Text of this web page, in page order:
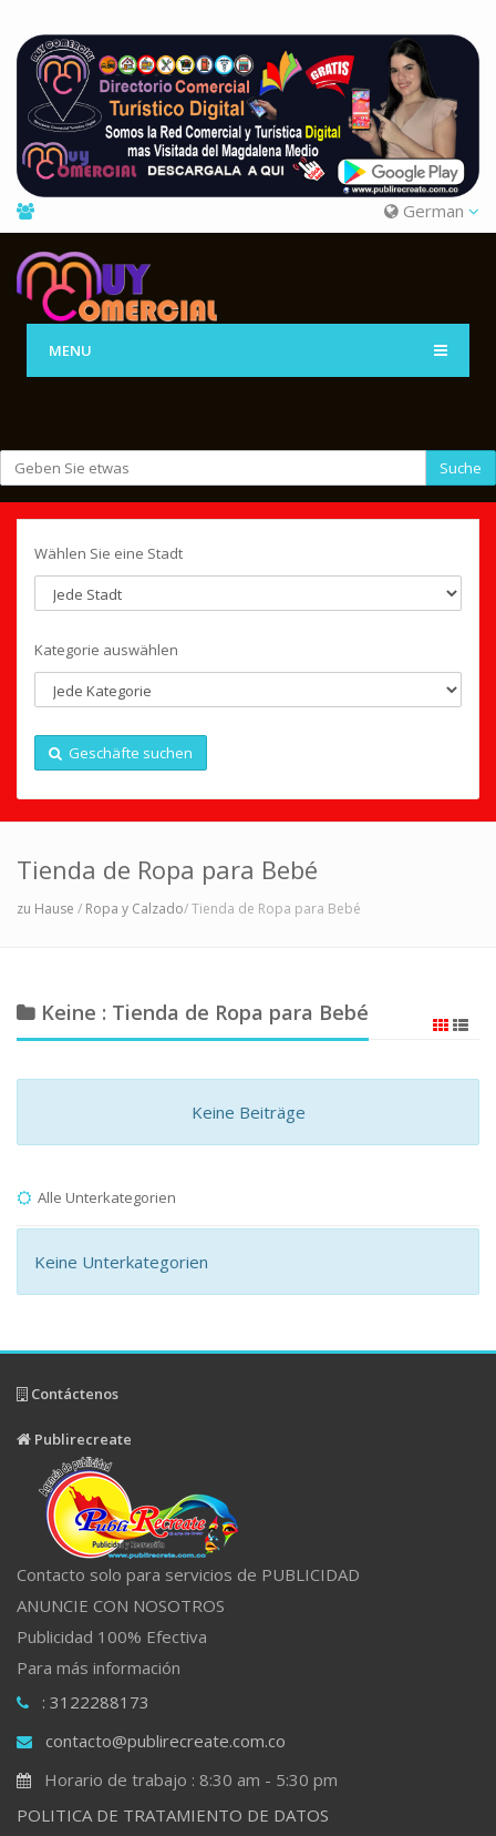
German
MENU
Suche
Wählen Sie eine Stadt
Kategorie auswählen
Geschäfte suchen
Tienda de Ropa para Bebé
zu Hause / Ropa y Calzado/ Tienda de Ropa para Bebé
Keine : Tienda de Ropa para Bebé
Keine Beiträge
Alle Unterkategorien
Keine Unterkategorien
Contáctenos
Publirecreate
Contacto solo para servicios de PUBLICIDAD
ANUNCIE CON NOSOTROS
Publicidad 100% Efectiva
Para más información
: 3122288173
contacto@publirecreate.com.co
Horario de trabajo : 8:30 am - 5:30 pm
POLITICA DE TRATAMIENTO DE DATOS